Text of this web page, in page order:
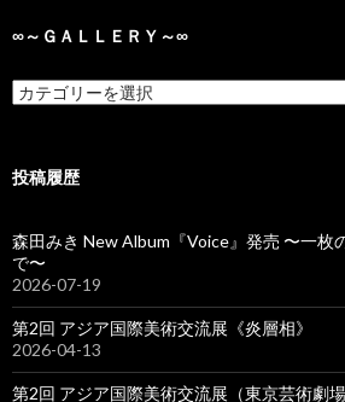
∞～ＧＡＬＬＥＲＹ～∞
投稿履歴
森田みき New Album『Voice』発売 〜一枚
で〜
2026-07-19
第2回 アジア国際美術交流展《炎層相》
2026-04-13
第2回 アジア国際美術交流展（東京芸術劇